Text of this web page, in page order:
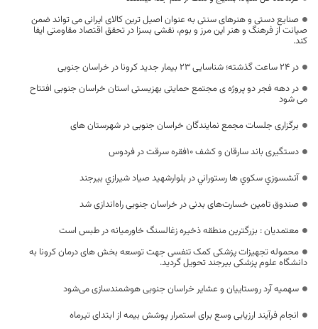
صنایع دستی و هنرهای سنتی به عنوان اصیل ترین کالای ایرانی می تواند ضمن
صیانت از فرهنگ و هنر این مرز و بوم، نقشی بسزا در تحقق اقتصاد مقاومتی ایفا
کند.
در 24 ساعت گذشته؛ شناسایی 23 بیمار جدید کرونا در خراسان جنوبی
در دهه فجر دو پروژه ی مجتمع حمایتی بهزیستی استان خراسان جنوبی افتتاح
می شود
برگزاری جلسات مجمع نمایندگان خراسان جنوبی در شهرستان های
دستگیری باند سارقان و کشف ۱۰فقره سرقت در فردوس
آتشسوزي سكوي ها رستوراني در بلوارشهید صياد شيرازي بیرجند
صندوق تامین خسارت‌های بدنی در خراسان جنوبی راه‌اندازی شد
معتمدیان : بزرگترین منطقه ذخیره زغالسنگ خاورمیانه در طبس است
محموله تجهیزات پزشکی کمک تنفسی جهت توسعه بخش های درمان کرونا به
دانشگاه علوم پزشکی بیرجند تحویل گردید.
سهمیه آرد روستاییان و عشایر خراسان جنوبی هوشمندسازی می‌شود
انجام فرآیند ارزیابی وسع برای استمرار پوشش بیمه از ابتدای تیرماه